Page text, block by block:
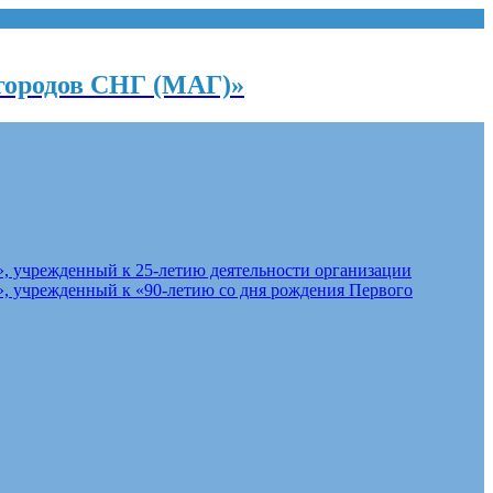
СНГ (МАГ)»
к 25-летию деятельности организации
к «90-летию со дня рождения Первого